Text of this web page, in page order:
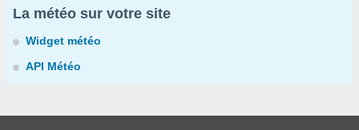
La météo sur votre site
Widget météo
API Météo